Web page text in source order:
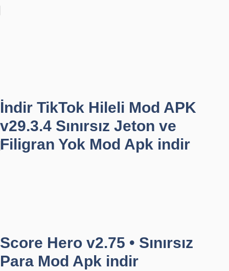
İndir TikTok Hileli Mod APK
v29.3.4 Sınırsız Jeton ve
Filigran Yok Mod Apk indir
Score Hero v2.75 • Sınırsız
Para Mod Apk indir